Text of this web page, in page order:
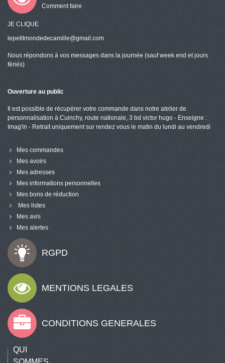
Comment faire
JE CLIQUE
RGPD
MENTIONS LEGALES
CONDITIONS GENERALES
QUI
lepetitmondedecamille@gmail.com
Nous répondons à vos messages dans la journée (sauf week end et jours
fériés)
Ouverture au public
Il est possible de récupérer votre commande dans notre atelier de
personnalisation à Cuinchy, route nationale, 3 bd victor hugo - Enseigne :
Imag'in - Retrait uniquement sur rendez vous le matin du lundi au vendredi
Mes commandes
Mes avoirs
Mes adresses
Mes informations personnelles
Mes bons de réduction
Mes listes
Mes avis
Mes alertes